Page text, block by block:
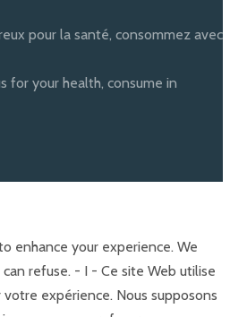
pour la santé, consommez avec
for your health, consume in
enhance your experience. We
refuse. - I - Ce site Web utilise
expérience. Nous supposons